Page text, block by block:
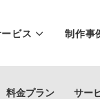
ビス 制作事
料金プラン サー